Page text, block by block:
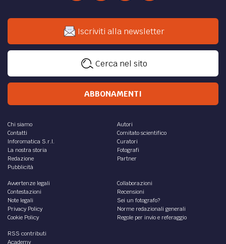
Iscriviti alla newsletter
Cerca nel sito
ABBONAMENTI
Chi siamo
Contatti
Inforomatica S.r.l.
La nostra storia
Redazione
Pubblicità
Autori
Comitato scientifico
Curatori
Fotografi
Partner
Avvertenze legali
Contestazioni
Note legali
Privacy Policy
Cookie Policy
Collaborazioni
Recensioni
Sei un fotografo?
Norme redazionali generali
Regole per invio e referaggio
RSS contributi
Academy